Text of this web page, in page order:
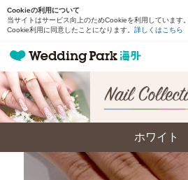
Cookieの利用について
当サイトはサービス向上のためCookieを利用しています
Cookie利用に同意したことになります。 詳しくはこちら
ホワイト